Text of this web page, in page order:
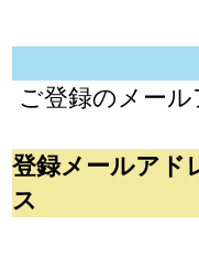
ご登録のメー
登録メールアド
ス